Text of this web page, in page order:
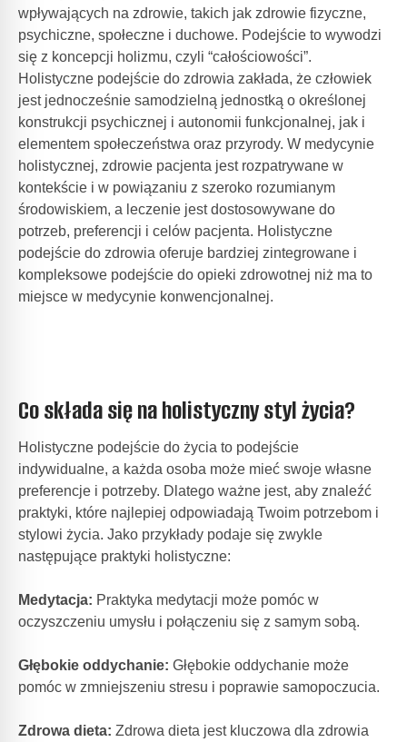
wpływających na zdrowie, takich jak zdrowie fizyczne,
psychiczne, społeczne i duchowe. Podejście to wywodzi
się z koncepcji holizmu, czyli “całościowości”.
Holistyczne podejście do zdrowia zakłada, że człowiek
jest jednocześnie samodzielną jednostką o określonej
konstrukcji psychicznej i autonomii funkcjonalnej, jak i
elementem społeczeństwa oraz przyrody. W medycynie
holistycznej, zdrowie pacjenta jest rozpatrywane w
kontekście i w powiązaniu z szeroko rozumianym
środowiskiem, a leczenie jest dostosowywane do
potrzeb, preferencji i celów pacjenta. Holistyczne
podejście do zdrowia oferuje bardziej zintegrowane i
kompleksowe podejście do opieki zdrowotnej niż ma to
miejsce w medycynie konwencjonalnej.
Co składa się na holistyczny styl życia?
Holistyczne podejście do życia to podejście
indywidualne, a każda osoba może mieć swoje własne
preferencje i potrzeby. Dlatego ważne jest, aby znaleźć
praktyki, które najlepiej odpowiadają Twoim potrzebom i
stylowi życia. Jako przykłady podaje się zwykle
następujące praktyki holistyczne:
Medytacja: Praktyka medytacji może pomóc w
oczyszczeniu umysłu i połączeniu się z samym sobą.
Głębokie oddychanie: Głębokie oddychanie może
pomóc w zmniejszeniu stresu i poprawie samopoczucia.
Zdrowa dieta: Zdrowa dieta jest kluczowa dla zdrowia